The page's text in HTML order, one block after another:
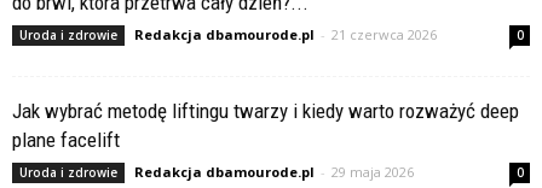
Uroda i zdrowie Redakcja dbamourode.pl - 21 czerwca 2026 0
Jak wybrać metodę liftingu twarzy i kiedy warto rozważyć deep
plane facelift
Uroda i zdrowie Redakcja dbamourode.pl - 29 maja 2026 0